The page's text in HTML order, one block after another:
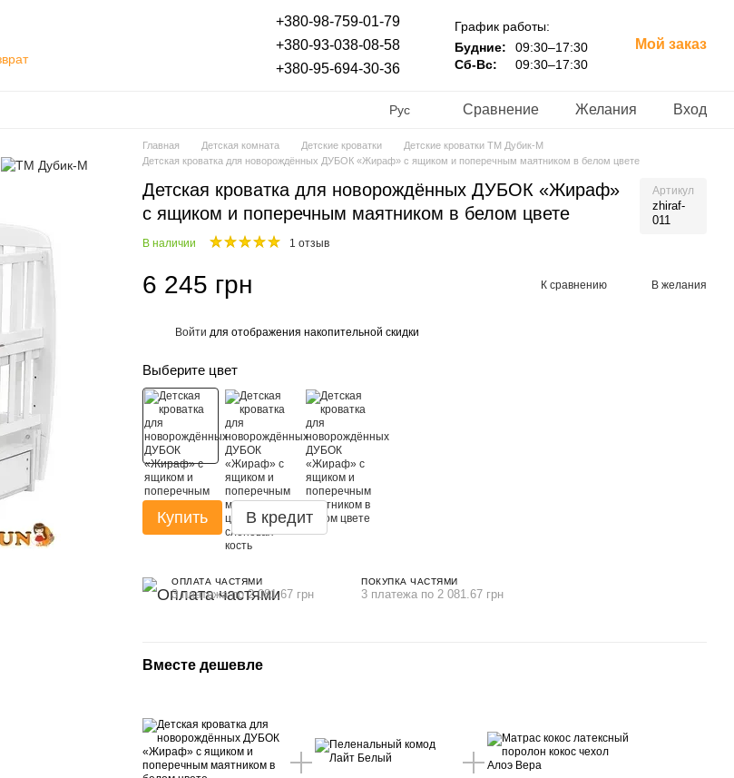
+380-98-759-01-79
+380-93-038-08-58
+380-95-694-30-36
График работы:
Будние:
09:30–17:30
Сб-Вс:
09:30–17:30
Мой заказ
Рус Сравнение Желания Вход
Главная Детская комната Детские кроватки
Детские кроватки ТМ Дубик-М
Детская кроватка для новорождённых ДУБОК «Жираф» с ящиком и поперечным маятником в белом цвете
Детская кроватка для новорождённых ДУБОК «Жираф»
с ящиком и поперечным маятником в белом цвете
Артикул
zhiraf-
011
В наличии 1 отзыв
6 245 грн К сравнению В желания
Войти для отображения накопительной скидки
Выберите цвет
Купить В кредит
ОПЛАТА ЧАСТЯМИ
3 платежа по 2 081.67 грн
ПОКУПКА ЧАСТЯМИ
3 платежа по 2 081.67 грн
Вместе дешевле